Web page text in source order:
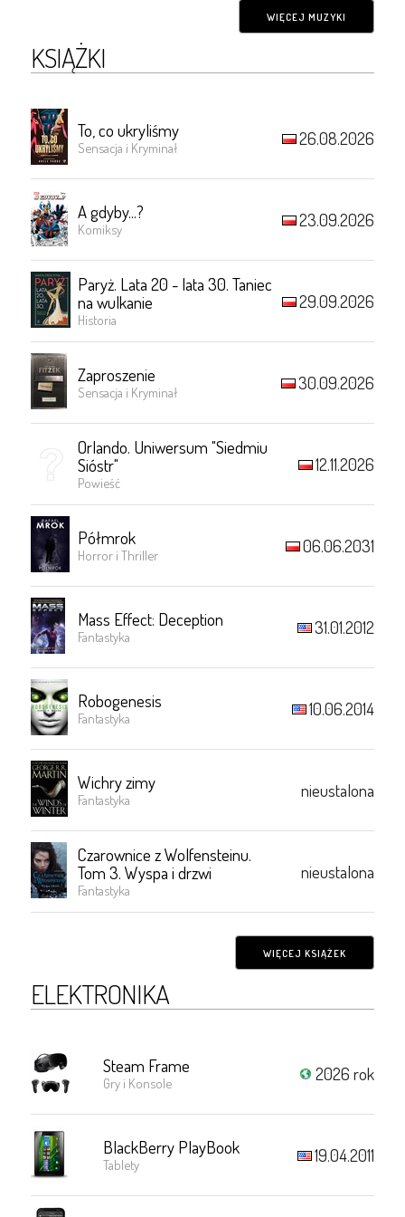
WIĘCEJ MUZYKI
KSIĄŻKI
To, co ukryliśmy
Sensacja i Kryminał 26.08.2026
A gdyby...?
Komiksy 23.09.2026
Paryż. Lata 20 - lata 30. Taniec
na wulkanie
Historia
29.09.2026
Zaproszenie
Sensacja i Kryminał 30.09.2026
Orlando. Uniwersum "Siedmiu
Sióstr"
Powieść
12.11.2026
Półmrok
Horror i Thriller 06.06.2031
Mass Effect: Deception
Fantastyka 31.01.2012
Robogenesis
Fantastyka 10.06.2014
Wichry zimy
Fantastyka nieustalona
Czarownice z Wolfensteinu.
Tom 3. Wyspa i drzwi
Fantastyka
nieustalona
WIĘCEJ KSIĄŻEK
ELEKTRONIKA
Steam Frame
Gry i Konsole 2026 rok
BlackBerry PlayBook
Tablety 19.04.2011